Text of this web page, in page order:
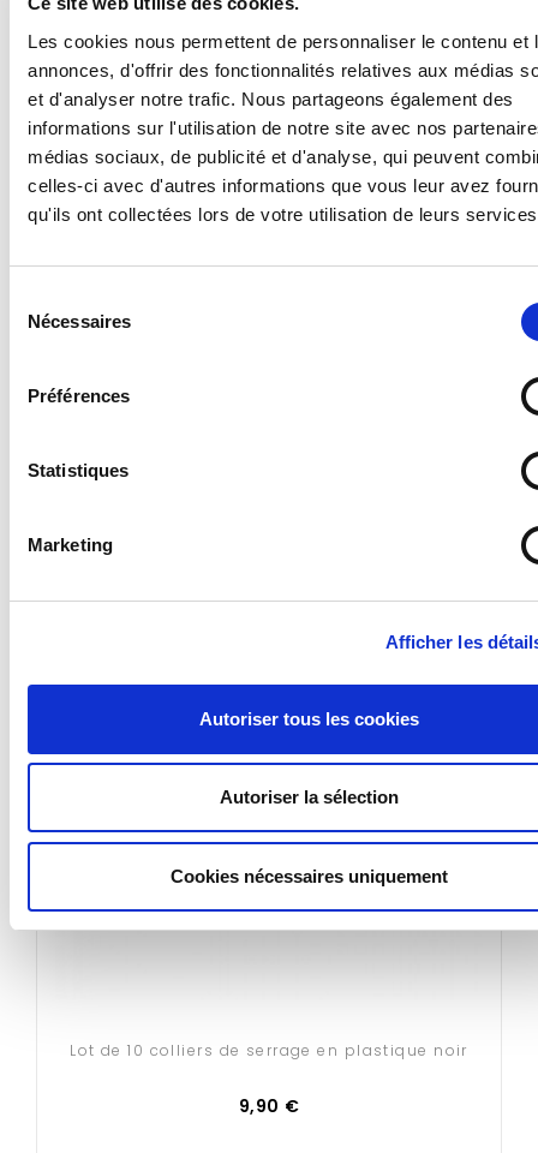
Les cookies nous permettent de personnaliser le contenu et
annonces, d'offrir des fonctionnalités relatives aux médias
et d'analyser notre trafic. Nous partageons également des
informations sur l'utilisation de notre site avec nos
médias sociaux, de publicité et d'analyse, qui peuvent
celles-ci avec d'autres informations que vous leur avez
qu'ils ont collectées lors de votre utilisation de leurs
Nécessaires
Préférences
Statistiques
Marketing
Afficher les
Autoriser tous les cookies
Autoriser la sélection
Cookies nécessaires uniquement
BESOIN D'AIDE ?
Caractéristiques :
- Coloris : Blanc
- Nombre de port USB : 1
- Vendu sans câble USB
Lot de 10 colliers de serrage en plastique noir
9,90 €